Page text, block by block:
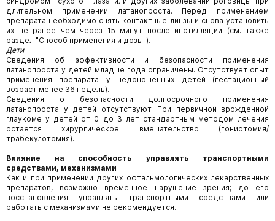
длительном применении латанопроста. Перед применением
препарата необходимо снять контактные линзы и снова установить
их не ранее чем через 15 минут после инстилляции (см. также
раздел "Способ применения и дозы").
Дети
Сведения об эффективности и безопасности применения
латанопроста у детей младше года ограничены. Отсутствует опыт
применения препарата у недоношенных детей (гестационный
возраст менее 36 недель).
Сведения о безопасности долгосрочного применения
латанопроста у детей отсутствуют. При первичной врожденной
глаукоме у детей от 0 до 3 лет стандартным методом лечения
остается хирургическое вмешательство (гониотомия/
трабекулотомия).
Влияние на способность управлять транспортными
средствами, механизмами
Как и при применении других офтальмологических лекарственных
препаратов, возможно временное нарушение зрения; до его
восстановления управлять транспортными средствами или
работать с механизмами не рекомендуется.